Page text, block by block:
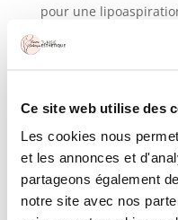
Ce site web utilise des
Les cookies nous
et les annonces et
partageons également
notre site avec nos
pour une
une liposuccion des
une liposuccion
votre peau avant votre
Etape 2 : La
Objectif : supprimer
façon définitive.
fera pas perdre de